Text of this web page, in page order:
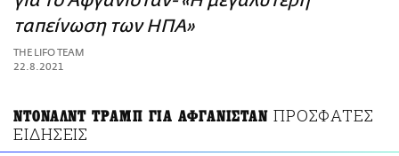
ΑΜΠΑ
PRINT
ταπείνωση των ΗΠΑ»
THE LIFO TEAM
22.8.2021
ΝΤΟΝΑΛΝΤ ΤΡΑΜΠ ΓΙΑ ΑΦΓΑΝΙΣΤΑΝ ΠΡΟΣΦΑΤΕΣ
ΕΙΔΗΣΕΙΣ